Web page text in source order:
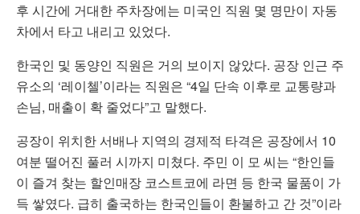
후 시간에 거대한 주차장에는 미국인 직원 몇 명만이 자동
차에서 타고 내리고 있었다.
한국인 및 동양인 직원은 거의 보이지 않았다. 공장 인근 주
유소의 ‘레이첼’이라는 직원은 “4일 단속 이후로 교통량과
손님, 매출이 확 줄었다”고 말했다.
공장이 위치한 서배나 지역의 경제적 타격은 공장에서 10
여분 떨어진 풀러 시까지 미쳤다. 주민 이 모 씨는 “한인들
이 즐겨 찾는 할인매장 코스트코에 라면 등 한국 물품이 가
득 쌓였다. 급히 출국하는 한국인들이 환불하고 간 것”이라